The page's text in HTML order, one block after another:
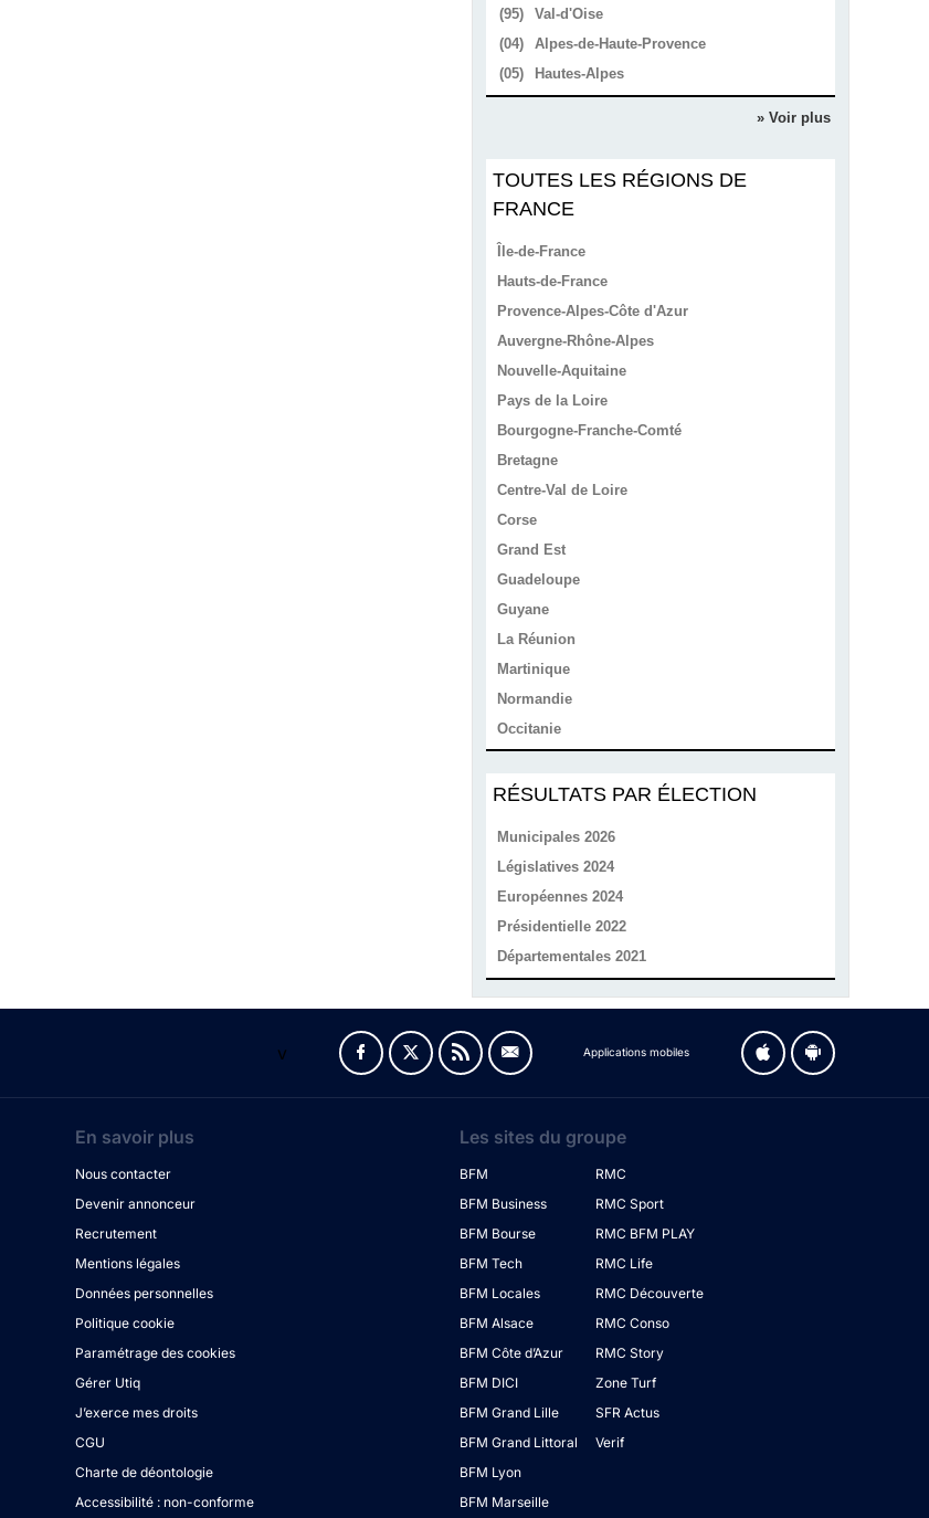
(95)
Val-d'Oise
(04)
Alpes-de-Haute-Provence
(05)
Hautes-Alpes
» Voir plus
TOUTES LES RÉGIONS DE
FRANCE
Île-de-France
Hauts-de-France
Provence-Alpes-Côte d'Azur
Auvergne-Rhône-Alpes
Nouvelle-Aquitaine
Pays de la Loire
Bourgogne-Franche-Comté
Bretagne
Centre-Val de Loire
Corse
Grand Est
Guadeloupe
Guyane
La Réunion
Martinique
Normandie
Occitanie
RÉSULTATS PAR ÉLECTION
Municipales 2026
Législatives 2024
Européennes 2024
Présidentielle 2022
Départementales 2021
v Applications mobiles
En savoir plus
Nous contacter
Devenir annonceur
Recrutement
Mentions légales
Données personnelles
Politique cookie
Paramétrage des cookies
Gérer Utiq
J’exerce mes droits
CGU
Charte de déontologie
Accessibilité : non-conforme
Les sites du groupe
BFM
BFM Business
BFM Bourse
BFM Tech
BFM Locales
BFM Alsace
BFM Côte d’Azur
BFM DICI
BFM Grand Lille
BFM Grand Littoral
BFM Lyon
BFM Marseille
RMC
RMC Sport
RMC BFM PLAY
RMC Life
RMC Découverte
RMC Conso
RMC Story
Zone Turf
SFR Actus
Verif